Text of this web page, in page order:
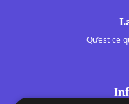
Qu’est ce